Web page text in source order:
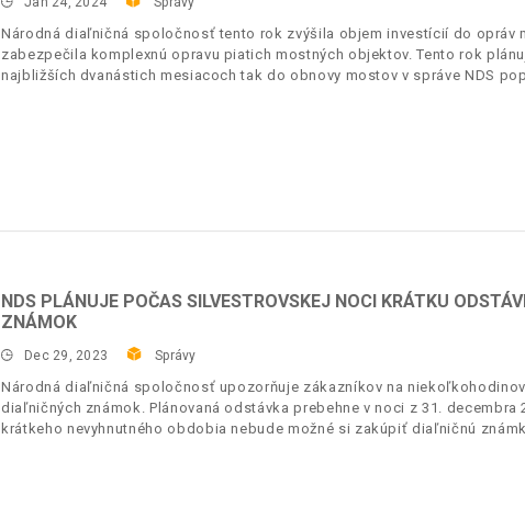
Národná diaľničná spoločnosť tento rok zvýšila objem investícií do opráv
zabezpečila komplexnú opravu piatich mostných objektov. Tento rok
najbližších dvanástich mesiacoch tak do obnovy mostov v správe NDS
NDS PLÁNUJE POČAS SILVESTROVSKEJ NOCI KRÁTKU
ZNÁMOK
Dec 29, 2023 Správy
Národná diaľničná spoločnosť upozorňuje zákazníkov na
diaľničných známok. Plánovaná odstávka prebehne v noci z 31. decembra
krátkeho nevyhnutného obdobia nebude možné si zakúpiť diaľničnú